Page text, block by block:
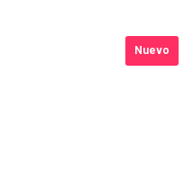
Nuevo